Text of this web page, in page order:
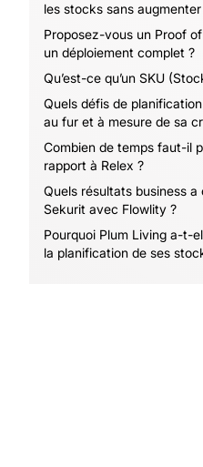
les stocks sans
Proposez-vous un Proof
un déploiement complet ?
Qu’est-ce qu’un SKU
Quels défis de
au fur et à mesure de sa
Combien de temps faut-il
rapport à Relex ?
Quels résultats business
Sekurit avec Flowlity ?
Pourquoi Plum Living a-t-
la planification de ses